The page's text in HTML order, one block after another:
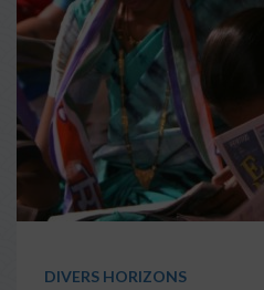
DIVERS HORIZONS